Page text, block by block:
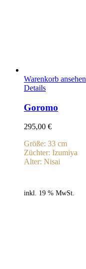
Warenkorb ansehen
Details
Goromo
295,00 €
Größe: 33 cm
Züchter: Izumiya
Alter: Nisai
inkl. 19 % MwSt.